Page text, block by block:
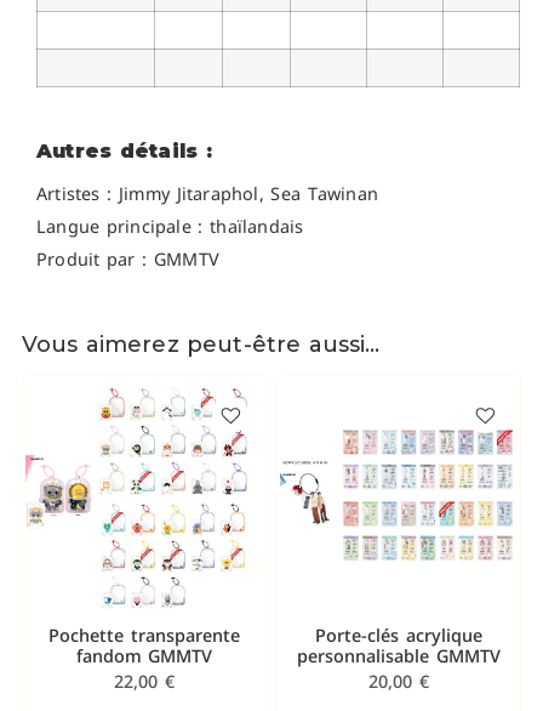
Autres détails :
Artistes : Jimmy Jitaraphol, Sea Tawinan
Langue principale : thaïlandais
Produit par : GMMTV
Vous aimerez peut-être aussi…
Pochette transparente
fandom GMMTV
22,00 €
Porte-clés acrylique
personnalisable GMMTV
20,00 €